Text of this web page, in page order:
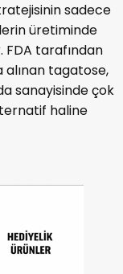
sadece
üretiminde
tarafından
alınan tagatose,
sanayisinde çok
haline